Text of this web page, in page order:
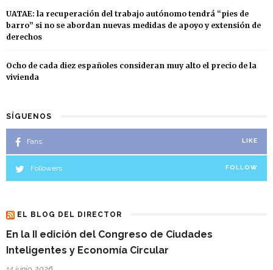
UATAE: la recuperación del trabajo autónomo tendrá “pies de
barro” si no se abordan nuevas medidas de apoyo y extensión de
derechos
Ocho de cada diez españoles consideran muy alto el precio de la
vivienda
SÍGUENOS
Fans LIKE
Followers FOLLOW
EL BLOG DEL DIRECTOR
En la II edición del Congreso de Ciudades
Inteligentes y Economía Circular